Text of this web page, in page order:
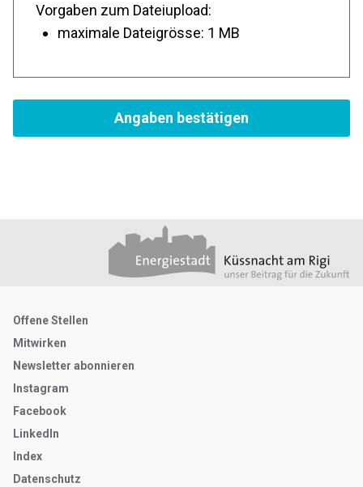
Vorgaben zum Dateiupload:
maximale Dateigrösse: 1 MB
Angaben bestätigen
Metanavigation
Offene Stellen
Mitwirken
Newsletter abonnieren
Instagram
Facebook
LinkedIn
Index
Datenschutz